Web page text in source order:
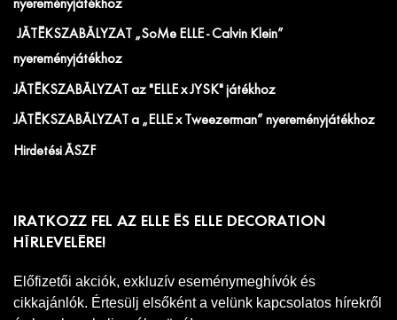
nyereményjátékhoz
JÁTÉKSZABÁLYZAT „SoMe ELLE - Calvin Klein”
nyereményjátékhoz
JÁTÉKSZABÁLYZAT az "ELLE x JYSK" játékhoz
JÁTÉKSZABÁLYZAT a „ELLE x Tweezerman” nyereményjátékhoz
Hirdetési ÁSZF
IRATKOZZ FEL AZ ELLE ÉS ELLE DECORATION
HÍRLEVELÉRE!
Előfizetői akciók, exkluzív eseménymeghívók és
cikkajánlók. Értesülj elsőként a velünk kapcsolatos hírekről